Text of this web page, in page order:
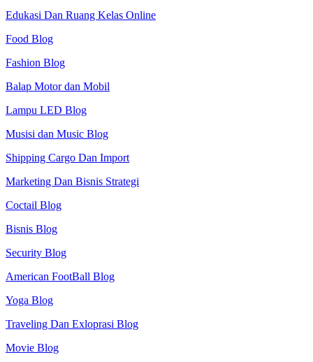
Edukasi Dan Ruang Kelas Online
Food Blog
Fashion Blog
Balap Motor dan Mobil
Lampu LED Blog
Musisi dan Music Blog
Shipping Cargo Dan Import
Marketing Dan Bisnis Strategi
Coctail Blog
Bisnis Blog
Security Blog
American FootBall Blog
Yoga Blog
Traveling Dan Exloprasi Blog
Movie Blog